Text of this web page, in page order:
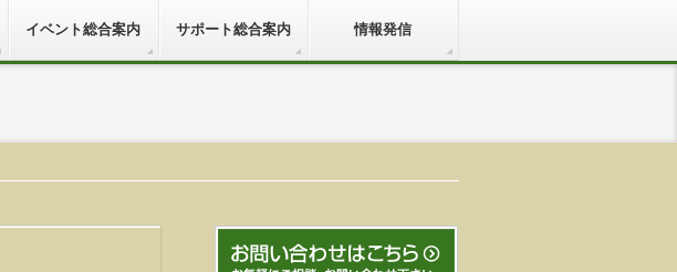
イベント総合案内 サポート総合案内 情報発信